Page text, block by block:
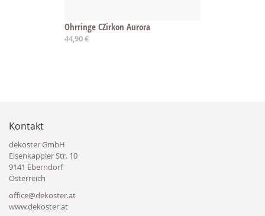
Ohrringe CZirkon Aurora
44,90 €
Kontakt
dekoster GmbH
Eisenkappler Str. 10
9141 Eberndorf
Österreich
office@dekoster.at
www.dekoster.at